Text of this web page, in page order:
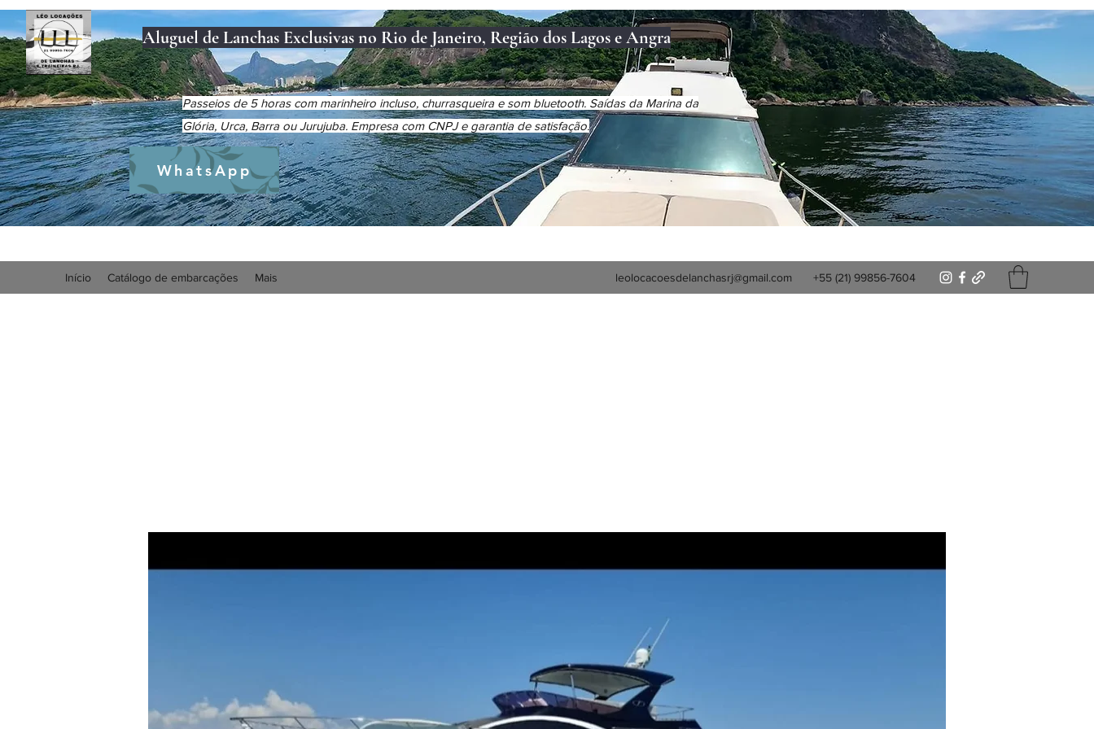
Aluguel de Lanchas Exclusivas no Rio de Janeiro, Região dos Lagos e Angra
Passeios de 5 horas com marinheiro incluso, churrasqueira e som bluetooth. Saídas da Marina da
Glória, Urca, Barra ou Jurujuba. Empresa com CNPJ e garantia de satisfação.
WhatsApp
Início Catálogo de embarcações Mais leolocacoesdelanchasrj@gmail.com +55 (21) 99856-7604